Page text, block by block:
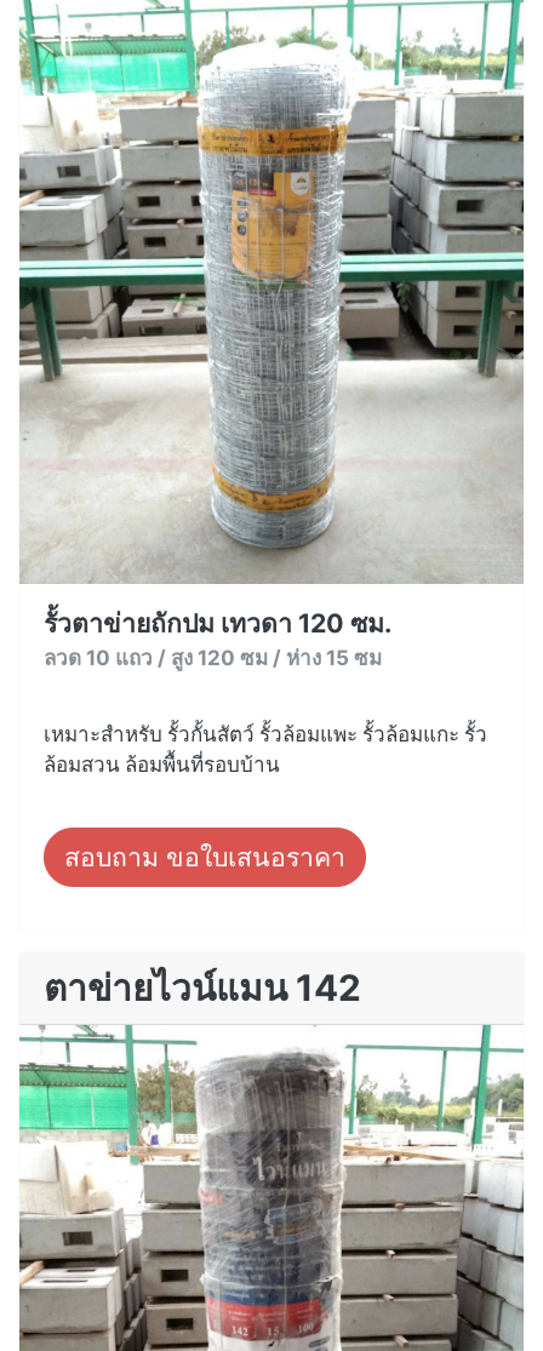
รั้วตาข่ายถักปม เทวดา 120 ซม.
ลวด 10 แถว / สูง 120 ซม / ห่าง 15 ซม
เหมาะสำหรับ รั้วกั้นสัตว์ รั้วล้อมแพะ รั้วล้อมแกะ รั้ว
ล้อมสวน ล้อมพื้นที่รอบบ้าน
สอบถาม ขอใบเสนอราคา
ตาข่ายไวน์แมน 142